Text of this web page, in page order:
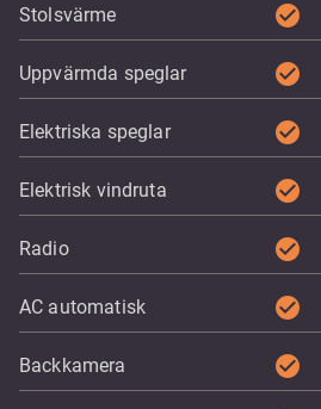
Stolsvärme check_circle
Uppvärmda speglar check_circle
Elektriska speglar check_circle
Elektrisk vindruta check_circle
Radio check_circle
AC automatisk check_circle
Backkamera check_circle